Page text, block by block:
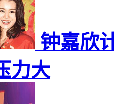
钟嘉欣
力大